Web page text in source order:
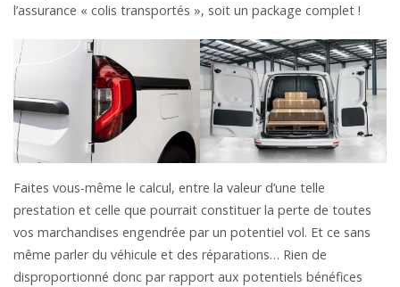
l’assurance « colis transportés », soit un package complet !
Faites vous-même le calcul, entre la valeur d’une telle
prestation et celle que pourrait constituer la perte de toutes
vos marchandises engendrée par un potentiel vol. Et ce sans
même parler du véhicule et des réparations… Rien de
disproportionné donc par rapport aux potentiels bénéfices